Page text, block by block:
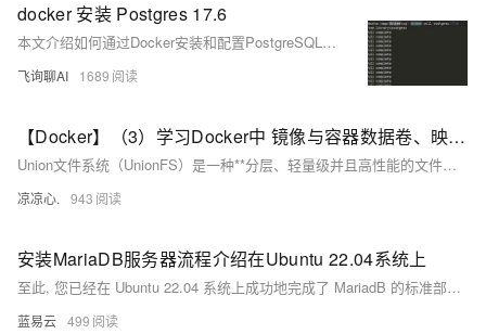
docker 安装 Postgres 17.6
本文介绍如何通过Docker安装和配置PostgreSQL 17.6。内容包括拉取镜像、导出配置文件、运行容器并挂载数据与配置文件目录，以及进入容器使用psql操作数据库的完整步骤，便于持久化管理和自定义配置。
飞询聊AI 1689
【Docker】（3）学习Docker中 镜像与容器数据卷、映射关系！手把手带你安装 MySql主从同步 和 Redis三主三从集群！并且进行主从切换与扩容操作，还有分析 哈希分区 等知识点！
Union文件系统（UnionFS）是一种**分层、轻量级并且高性能的文件系统**，它支持对文件系统的修改作为一次提交来一层层的叠加，同时可以将不同目录挂载到同一个虚拟文件系统下(unite several directories into a single virtual filesystem) Union 文件系统是 Docker 镜像的基础。 镜像可以通过分层来进行继承，基于基础镜像（没有父镜像），可以制作各种具体的应用镜像。
凉凉心. 943
安装MariaDB服务器流程介绍在Ubuntu 22.04系统上
至此, 您已经在 Ubuntu 22.04 系统上成功地完成了 MariadB 的标准部署流程，并且对其进行基础但重要地初步配置加固工作。通过以上简洁明快且实用性强大地操作流程, 您现在拥有一个待定制与使用地强大 SQL 数据库管理系统。
蓝易云 499